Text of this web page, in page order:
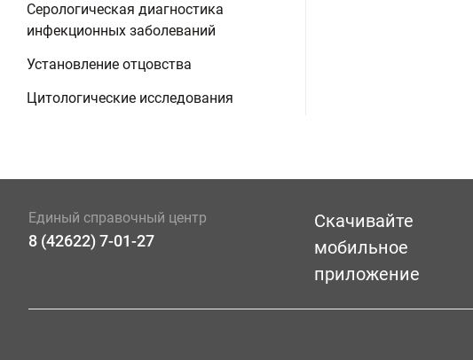
Серологическая диагностика
инфекционных заболеваний
Установление отцовства
Цитологические исследования
Единый справочный центр
8 (42622) 7-01-27
Скачивайте
мобильное
приложение